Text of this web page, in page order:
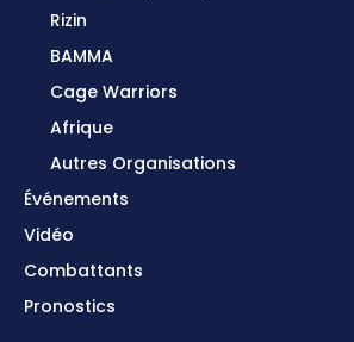
Rizin
BAMMA
Cage Warriors
Afrique
Autres Organisations
Événements
Vidéo
Combattants
Pronostics